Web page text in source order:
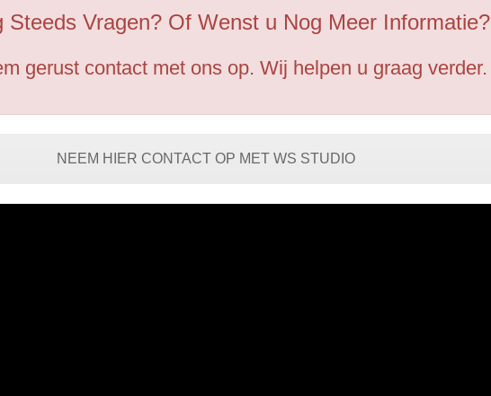
Steeds Vragen? Of Wenst u Nog Meer Informatie?
gerust contact met ons op. Wij helpen u graag verder.
NEEM HIER CONTACT OP MET WS STUDIO